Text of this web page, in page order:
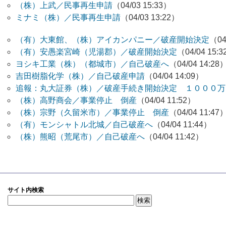
（株）上武／民事再生申請 （04/03 15:33）
ミナミ（株）／民事再生申請 （04/03 13:22）
（有）大東館、（株）アイカンパニー／破産開始決定 （
（有）安愚楽宮崎（児湯郡）／破産開始決定 （04/04
ヨシキ工業（株）（都城市）／自己破産へ （04/04 14:28
吉田樹脂化学（株）／自己破産申請 （04/04 14:09）
追報：丸大証券（株）／破産手続き開始決定 １０００
（株）高野商会／事業停止 倒産 （04/04 11:52）
（株）宗野（久留米市）／事業停止 倒産 （04/04 11:47
（有）モンシャトル北城／自己破産へ （04/04 11:44）
（株）熊昭（荒尾市）／自己破産へ （04/04 11:42）
サイト内検索